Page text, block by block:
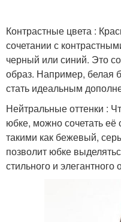
Юбка на работу
Юбка в наряд
Контрастные цвета :
сочетании с
черный или синий. Это
образ. Например, белая
стать идеальным
Нейтральные оттенки :
юбке, можно сочетать
такими как бежевый,
позволит юбке
стильного и элегантного